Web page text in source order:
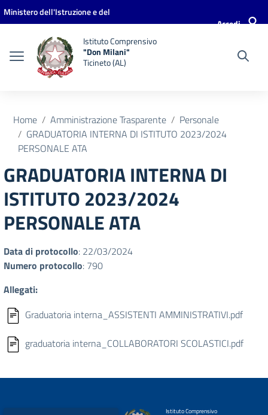
Vai ai contenuti
Vai al menu di navigazione
Vai al footer
Ministero dell'Istruzione e del
Accedi
Istituto Comprensivo
"Don Milani"
Ticineto (AL)
Home Amministrazione Trasparente
Personale
GRADUATORIA INTERNA DI ISTITUTO 2023/2024
PERSONALE ATA
GRADUATORIA INTERNA DI
ISTITUTO 2023/2024
PERSONALE ATA
Data di protocollo: 22/03/2024
Numero protocollo: 790
Allegati:
Graduatoria interna_ASSISTENTI AMMINISTRATIVI.pdf
graduatoria interna_COLLABORATORI SCOLASTICI.pdf
Istituto Comprensivo